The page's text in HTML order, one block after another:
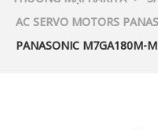
AC SERVO MOTORS
PANASONIC M7GA180M-